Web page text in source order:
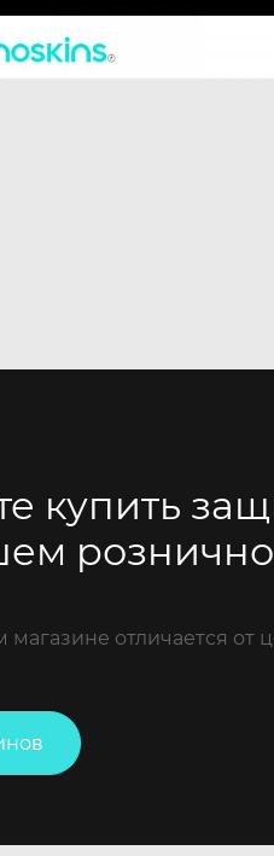
купить
отличается от